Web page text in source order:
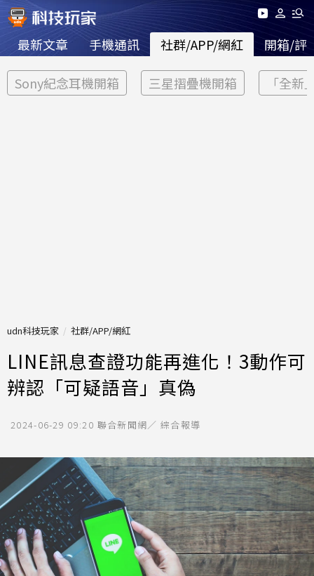
最新文章 手機通訊 社群/APP/網紅 開箱/評
Sony紀念耳機開箱 三星摺疊機開箱 「全新
udn科技玩家 社群/APP/網紅
LINE訊息查證功能再進化！3動作可
辨認「可疑語音」真偽
2024-06-29 09:20 聯合新聞網／ 綜合報導